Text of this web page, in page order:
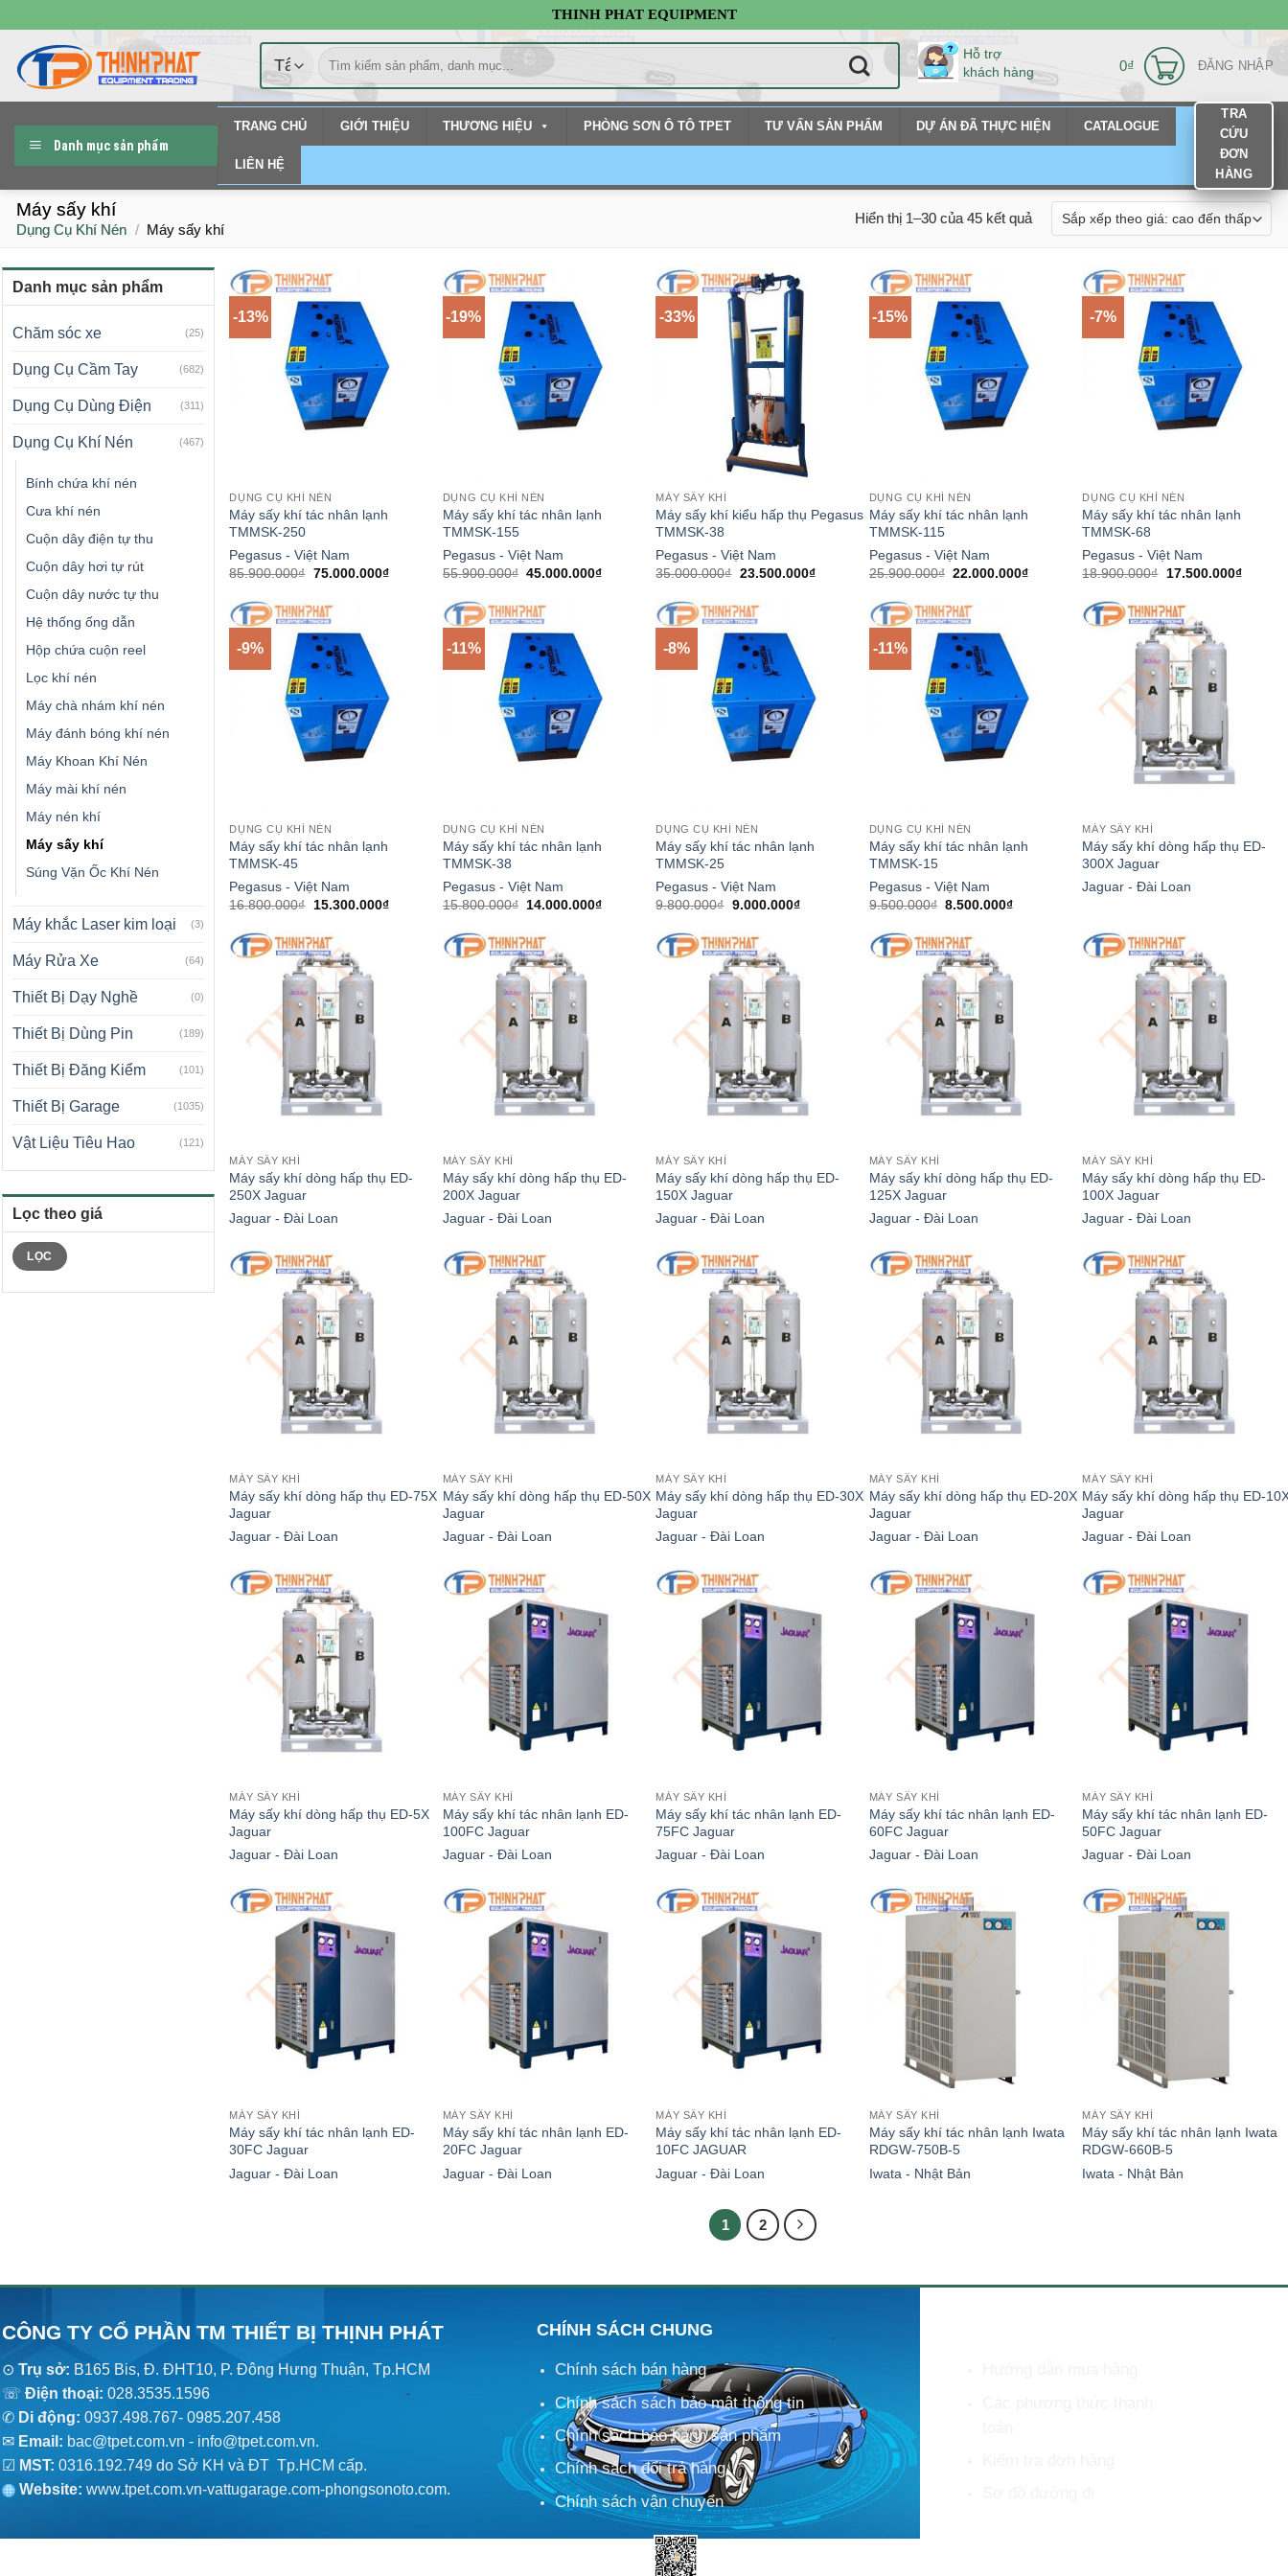
đến
nội
dung
THINH PHAT EQUIPMENT
Tìm
kiếm:
Hỗ trợ
khách hàng
0₫ ĐĂNG NHẬP
Danh mục sản phẩm
TRANG CHỦ GIỚI THIỆU THƯƠNG HIỆU PHÒNG SƠN Ô TÔ TPET TƯ VẤN SẢN PHẨM DỰ ÁN ĐÃ THỰC HIỆN CATALOGUE
LIÊN HỆ
TRA
CỨU
ĐƠN
HÀNG
Máy sấy khí
Dụng Cụ Khí Nén / Máy sấy khí
Hiển thị 1–30 của 45 kết quả
Danh mục sản phẩm
Chăm sóc xe (25)
Dụng Cụ Cầm Tay (682)
Dụng Cụ Dùng Điện (311)
Dụng Cụ Khí Nén (467)
Bính chứa khí nén
Cưa khí nén
Cuộn dây điện tự thu
Cuộn dây hơi tự rút
Cuộn dây nước tự thu
Hệ thống ống dẫn
Hộp chứa cuộn reel
Lọc khí nén
Máy chà nhám khí nén
Máy đánh bóng khí nén
Máy Khoan Khí Nén
Máy mài khí nén
Máy nén khí
Máy sấy khí
Súng Vặn Ốc Khí Nén
Máy khắc Laser kim loại (3)
Máy Rửa Xe (64)
Thiết Bị Dạy Nghề (0)
Thiết Bị Dùng Pin (189)
Thiết Bị Đăng Kiểm (101)
Thiết Bị Garage (1035)
Vật Liệu Tiêu Hao (121)
Lọc theo giá
Giá
tối
thiểu
Giá
tối
đa
LỌC
-13%
DỤNG CỤ KHÍ NÉN
Máy sấy khí tác nhân lạnh
TMMSK-250
Pegasus - Việt Nam
85.900.000₫ Giá
là:
85.900.000₫.
75.000.000₫Giá
75.000.000₫.
-19%
DỤNG CỤ KHÍ NÉN
Máy sấy khí tác nhân lạnh
TMMSK-155
Pegasus - Việt Nam
55.900.000₫ Giá
là:
55.900.000₫.
45.000.000₫Giá
45.000.000₫.
-33%
MÁY SẤY KHÍ
Máy sấy khí kiểu hấp thụ Pegasus
TMMSK-38
Pegasus - Việt Nam
35.000.000₫ Giá
là:
35.000.000₫.
23.500.000₫Giá
23.500.000₫.
-15%
DỤNG CỤ KHÍ NÉN
Máy sấy khí tác nhân lạnh
TMMSK-115
Pegasus - Việt Nam
25.900.000₫ Giá
là:
25.900.000₫.
22.000.000₫Giá
22.000.000₫.
-7%
DỤNG CỤ KHÍ NÉN
Máy sấy khí tác nhân lạnh
TMMSK-68
Pegasus - Việt Nam
18.900.000₫ Giá
18.900.000₫.
17.500.000₫Giá
-9%
DỤNG CỤ KHÍ NÉN
Máy sấy khí tác nhân lạnh
TMMSK-45
Pegasus - Việt Nam
16.800.000₫ Giá
16.800.000₫.
15.300.000₫Giá
15.300.000₫.
-11%
DỤNG CỤ KHÍ NÉN
Máy sấy khí tác nhân lạnh
TMMSK-38
Pegasus - Việt Nam
15.800.000₫ Giá
15.800.000₫.
14.000.000₫Giá
14.000.000₫.
-8%
DỤNG CỤ KHÍ NÉN
Máy sấy khí tác nhân lạnh
TMMSK-25
Pegasus - Việt Nam
9.800.000₫ Giá
9.800.000₫.
9.000.000₫Giá
-11%
DỤNG CỤ KHÍ NÉN
Máy sấy khí tác nhân lạnh
TMMSK-15
Pegasus - Việt Nam
9.500.000₫ Giá
9.500.000₫.
8.500.000₫Giá
MÁY SẤY KHÍ
Máy sấy khí dòng hấp thụ ED-
300X Jaguar
Jaguar - Đài Loan
MÁY SẤY KHÍ
Máy sấy khí dòng hấp thụ ED-
250X Jaguar
Jaguar - Đài Loan
MÁY SẤY KHÍ
Máy sấy khí dòng hấp thụ ED-
200X Jaguar
Jaguar - Đài Loan
MÁY SẤY KHÍ
Máy sấy khí dòng hấp thụ ED-
150X Jaguar
Jaguar - Đài Loan
MÁY SẤY KHÍ
Máy sấy khí dòng hấp thụ ED-
125X Jaguar
Jaguar - Đài Loan
MÁY SẤY KHÍ
Máy sấy khí dòng hấp thụ ED-
100X Jaguar
Jaguar - Đài Loan
MÁY SẤY KHÍ
Máy sấy khí dòng hấp thụ ED-75X
Jaguar
Jaguar - Đài Loan
MÁY SẤY KHÍ
Máy sấy khí dòng hấp thụ ED-50X
Jaguar
Jaguar - Đài Loan
MÁY SẤY KHÍ
Máy sấy khí dòng hấp thụ ED-30X
Jaguar
Jaguar - Đài Loan
MÁY SẤY KHÍ
Máy sấy khí dòng hấp thụ ED-20X
Jaguar
Jaguar - Đài Loan
MÁY SẤY KHÍ
Máy sấy khí dòng hấp thụ ED-
Jaguar
Jaguar - Đài Loan
MÁY SẤY KHÍ
Máy sấy khí dòng hấp thụ ED-5X
Jaguar
Jaguar - Đài Loan
MÁY SẤY KHÍ
Máy sấy khí tác nhân lạnh ED-
100FC Jaguar
Jaguar - Đài Loan
MÁY SẤY KHÍ
Máy sấy khí tác nhân lạnh ED-
75FC Jaguar
Jaguar - Đài Loan
MÁY SẤY KHÍ
Máy sấy khí tác nhân lạnh ED-
60FC Jaguar
Jaguar - Đài Loan
MÁY SẤY KHÍ
Máy sấy khí tác nhân lạnh ED-
50FC Jaguar
Jaguar - Đài Loan
MÁY SẤY KHÍ
Máy sấy khí tác nhân lạnh ED-
30FC Jaguar
Jaguar - Đài Loan
MÁY SẤY KHÍ
Máy sấy khí tác nhân lạnh ED-
20FC Jaguar
Jaguar - Đài Loan
MÁY SẤY KHÍ
Máy sấy khí tác nhân lạnh ED-
10FC JAGUAR
Jaguar - Đài Loan
MÁY SẤY KHÍ
Máy sấy khí tác nhân lạnh Iwata
RDGW-750B-5
Iwata - Nhật Bản
MÁY SẤY KHÍ
Máy sấy khí tác nhân lạnh Iwata
RDGW-660B-5
Iwata - Nhật Bản
1 2
CÔNG TY CỔ PHẦN TM THIẾT BỊ THỊNH PHÁT
⊙ Trụ sở: B165 Bis, Đ. ĐHT10, P. Đông Hưng Thuận, Tp.HCM
☏ Điện thoại: 028.3535.1596
✆ Di động: 0937.498.767- 0985.207.458
✉ Email: bac@tpet.com.vn - info@tpet.com.vn.
☑ MST: 0316.192.749 do Sở KH và ĐT Tp.HCM cấp.
Website: www.tpet.com.vn-vattugarage.com-phongsonoto.com.
CHÍNH SÁCH CHUNG
Chính sách bán hàng
Chính sách sách bảo mật thông tin
Chính sách bảo hành sản phẩm
Chính sách đổi trả hàng
Chính sách vận chuyển